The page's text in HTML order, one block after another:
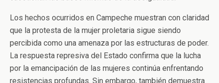
Los hechos ocurridos en Campeche muestran con claridad
que la protesta de la mujer proletaria sigue siendo
percibida como una amenaza por las estructuras de poder.
La respuesta represiva del Estado confirma que la lucha
por la emancipación de las mujeres continúa enfrentando
resistencias profundas. Sin embargo, también demuestra